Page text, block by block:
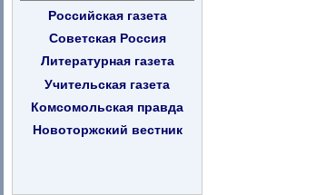
Российская газета
Советская Россия
Литературная газета
Учительская газета
Комсомольская правда
Новоторжский вестник